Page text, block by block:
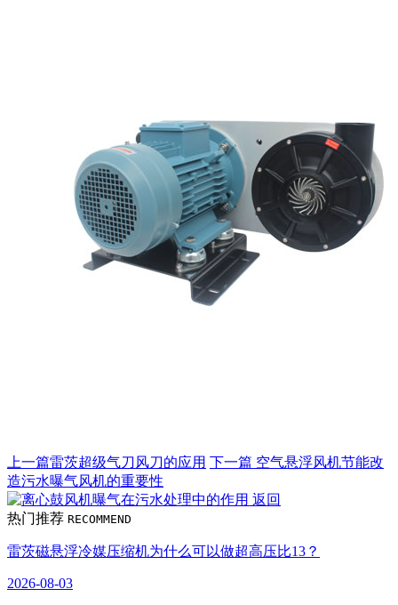
上一篇雷茨超级气刀风刀的应用 下一篇 空气悬浮风机节能改
造污水曝气风机的重要性
返回
热门推荐 RECOMMEND
雷茨磁悬浮冷媒压缩机为什么可以做超高压比13？
2026-08-03